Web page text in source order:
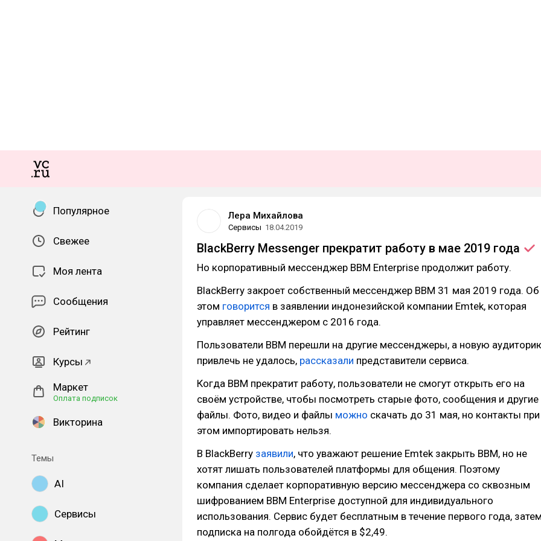
Популярное
Свежее
Моя лента
Сообщения
Рейтинг
Курсы
Маркет
Оплата подписок
Викторина
Темы
AI
Сервисы
Лера Михайлова
Сервисы 18.04.2019
BlackBerry Messenger прекратит работу в мае 2019 года
Но корпоративный мессенджер BBM Enterprise продолжит работу.
BlackBerry закроет собственный мессенджер BBM 31 мая 2019 года. Об
этом говорится в заявлении индонезийской компании Emtek, которая
управляет мессенджером с 2016 года.
Пользователи BBM перешли на другие мессенджеры, а новую
привлечь не удалось, рассказали представители сервиса.
Когда BBM прекратит работу, пользователи не смогут открыть его на
своём устройстве, чтобы посмотреть старые фото, сообщения и другие
файлы. Фото, видео и файлы можно скачать до 31 мая, но контакты при
этом импортировать нельзя.
В BlackBerry заявили, что уважают решение Emtek закрыть BBM, но не
хотят лишать пользователей платформы для общения. Поэтому
компания сделает корпоративную версию мессенджера cо сквозным
шифрованием BBM Enterprise доступной для индивидуального
использования. Сервис будет бесплатным в течение первого года,
подписка на полгода обойдётся в $2,49.